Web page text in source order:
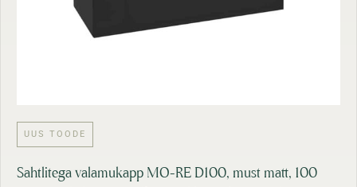
UUS TOODE
Sahtlitega valamukapp MO-RE D100, must matt, 100